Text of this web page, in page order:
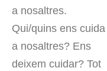
a nosaltres.
Qui/quins ens cuida
a nosaltres? Ens
deixem cuidar? Tot